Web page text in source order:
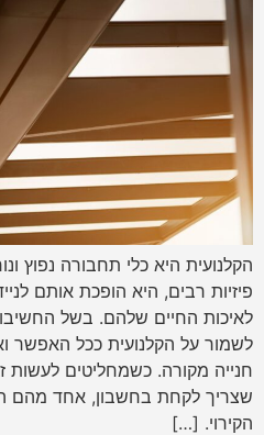
הקלנועית היא כלי תחבורה נפוץ
פיזיות רבים, היא הופכת אותם
לאיכות החיים שלהם. בשל
לשמור על הקלנועית ככל האפשר
חנייה מקורה. כשמחליטים
שצריך לקחת בחשבון, אחד מהם
הקירוי. […]